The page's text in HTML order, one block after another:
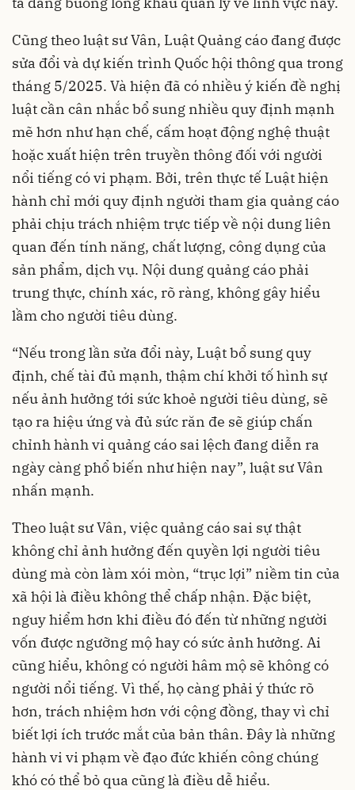
Cũng theo luật sư Vân, Luật Quảng cáo đang được
sửa đổi và dự kiến trình Quốc hội thông qua trong
tháng 5/2025. Và hiện đã có nhiều ý kiến đề nghị
luật cần cân nhắc bổ sung nhiều quy định mạnh
mẽ hơn như hạn chế, cấm hoạt động nghệ thuật
hoặc xuất hiện trên truyền thông đối với người
nổi tiếng có vi phạm. Bởi, trên thực tế Luật hiện
hành chỉ mới quy định người tham gia quảng cáo
phải chịu trách nhiệm trực tiếp về nội dung liên
quan đến tính năng, chất lượng, công dụng của
sản phẩm, dịch vụ. Nội dung quảng cáo phải
trung thực, chính xác, rõ ràng, không gây hiểu
lầm cho người tiêu dùng.
“Nếu trong lần sửa đổi này, Luật bổ sung quy
định, chế tài đủ mạnh, thậm chí khởi tố hình sự
nếu ảnh hưởng tới sức khoẻ người tiêu dùng, sẽ
tạo ra hiệu ứng và đủ sức răn đe sẽ giúp chấn
chỉnh hành vi quảng cáo sai lệch đang diễn ra
ngày càng phổ biến như hiện nay”, luật sư Vân
nhấn mạnh.
Theo luật sư Vân, việc quảng cáo sai sự thật
không chỉ ảnh hưởng đến quyền lợi người tiêu
dùng mà còn làm xói mòn, “trục lợi” niềm tin của
xã hội là điều không thể chấp nhận. Đặc biệt,
nguy hiểm hơn khi điều đó đến từ những người
vốn được ngưỡng mộ hay có sức ảnh hưởng. Ai
cũng hiểu, không có người hâm mộ sẽ không có
người nổi tiếng. Vì thế, họ càng phải ý thức rõ
hơn, trách nhiệm hơn với cộng đồng, thay vì chỉ
biết lợi ích trước mắt của bản thân. Đây là những
hành vi vi phạm về đạo đức khiến công chúng
khó có thể bỏ qua cũng là điều dễ hiểu.